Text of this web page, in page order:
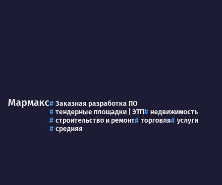
Мармакс
Заказная разработка ПО
тендерные площадки | ЭТП
недвижимость
строительство и ремонт
торговля
услуги
средняя